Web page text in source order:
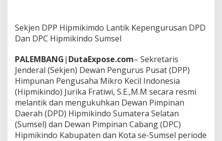
n
D
P
d
a
n
D
P
C
H
i
Sekjen DPP Hipmikimdo Lantik Kepengurusan DPD
Dan DPC Hipmikindo Sumsel
PALEMBANG| DutaExpose.com– Sekretaris
Jenderal (Sekjen) Dewan Pengurus Pusat (DPP)
Himpunan Pengusaha Mikro Kecil Indonesia
(Hipmikindo) Jurika Fratiwi, S.E.,M.M secara resmi
melantik dan mengukuhkan Dewan Pimpinan
Daerah (DPD) Hipmikindo Sumatera Selatan
(Sumsel) dan Dewan Pimpinan Cabang (DPC)
Hipmikindo Kabupaten dan Kota se-Sumsel periode